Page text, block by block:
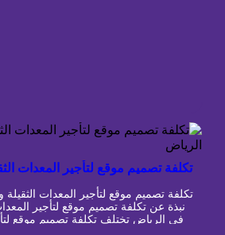
تكلفة تصميم موقع لتأجير المعدات
تكلفة تصميم موقع لتأجير المعدات
نبذة عن تكلفة تصميم موقع لتأجير
في الرياض تختلف تكلفة تصميم موقع